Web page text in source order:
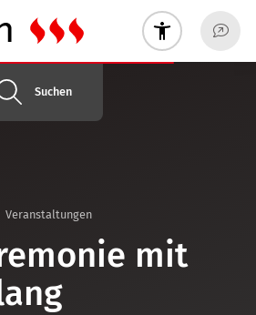
Suchen
Veranstaltungen
mit